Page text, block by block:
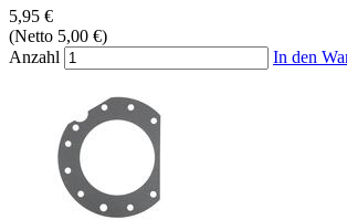
5,95 €
(Netto 5,00 €)
Anzahl
In den